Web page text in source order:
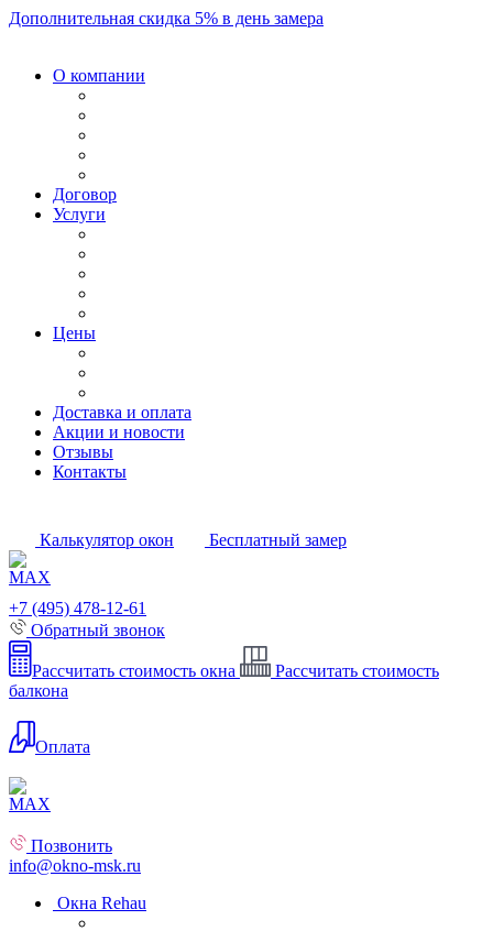
Дополнительная скидка 5% в день замера
О компании
Договор
Услуги
Цены
Доставка и оплата
Акции и новости
Отзывы
Контакты
Калькулятор окон Бесплатный замер
+7 (495) 478-12-61
Обратный звонок
Рассчитать стоимость окна
Рассчитать стоимость
балкона
Оплата
Позвонить
info@okno-msk.ru
Окна Rehau